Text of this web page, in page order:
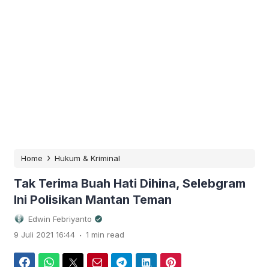
Home › Hukum & Kriminal
Tak Terima Buah Hati Dihina, Selebgram
Ini Polisikan Mantan Teman
Edwin Febriyanto
9 Juli 2021 16:44 . 1 min read